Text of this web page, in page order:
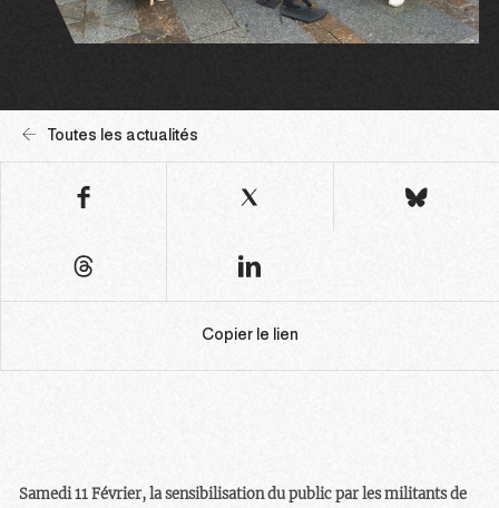
Toutes les actualités
Copier le lien
Samedi 11 Février, la sensibilisation du public par les militants de